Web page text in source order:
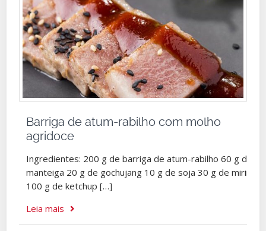
Barriga de atum-rabilho com molho
agridoce
Ingredientes: 200 g de barriga de atum-rabilho 60 g de
manteiga 20 g de gochujang 10 g de soja 30 g de mirin
100 g de ketchup […]
Leia mais